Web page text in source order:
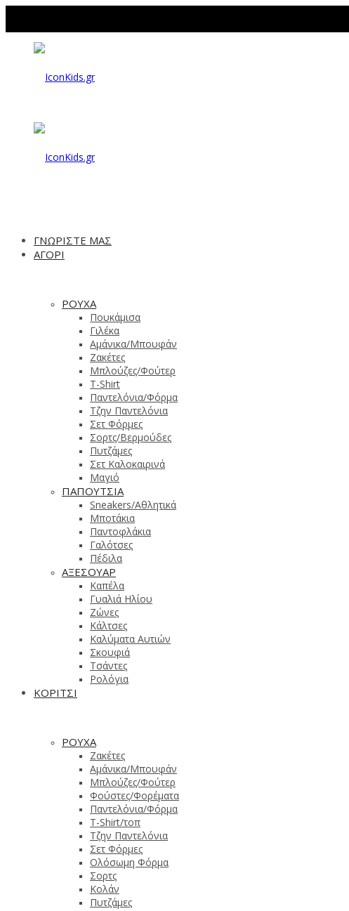
ΓΝΩΡΙΣΤΕ ΜΑΣ
ΑΓΟΡΙ
ΡΟΥΧΑ
Πουκάμισα
Γιλέκα
Αμάνικα/Μπουφάν
Ζακέτες
Μπλούζες/Φούτερ
T-Shirt
Παντελόνια/Φόρμα
Τζην Παντελόνια
Σετ Φόρμες
Σορτς/Βερμούδες
Πυτζάμες
Σετ Καλοκαιρινά
Μαγιό
ΠΑΠΟΥΤΣΙΑ
Sneakers/Aθλητικά
Μποτάκια
Παντοφλάκια
Γαλότσες
Πέδιλα
ΑΞΕΣΟΥΑΡ
Καπέλα
Γυαλιά Ηλίου
Ζώνες
Κάλτσες
Καλύματα Αυτιών
Σκουφιά
Τσάντες
Ρολόγια
ΚΟΡΙΤΣΙ
ΡΟΥΧΑ
Ζακέτες
Αμάνικα/Μπουφάν
Μπλούζες/Φούτερ
Φούστες/Φορέματα
Παντελόνια/Φόρμα
T-Shirt/τοπ
Τζην Παντελόνια
Σετ Φόρμες
Ολόσωμη Φόρμα
Σορτς
Κολάν
Πυτζάμες